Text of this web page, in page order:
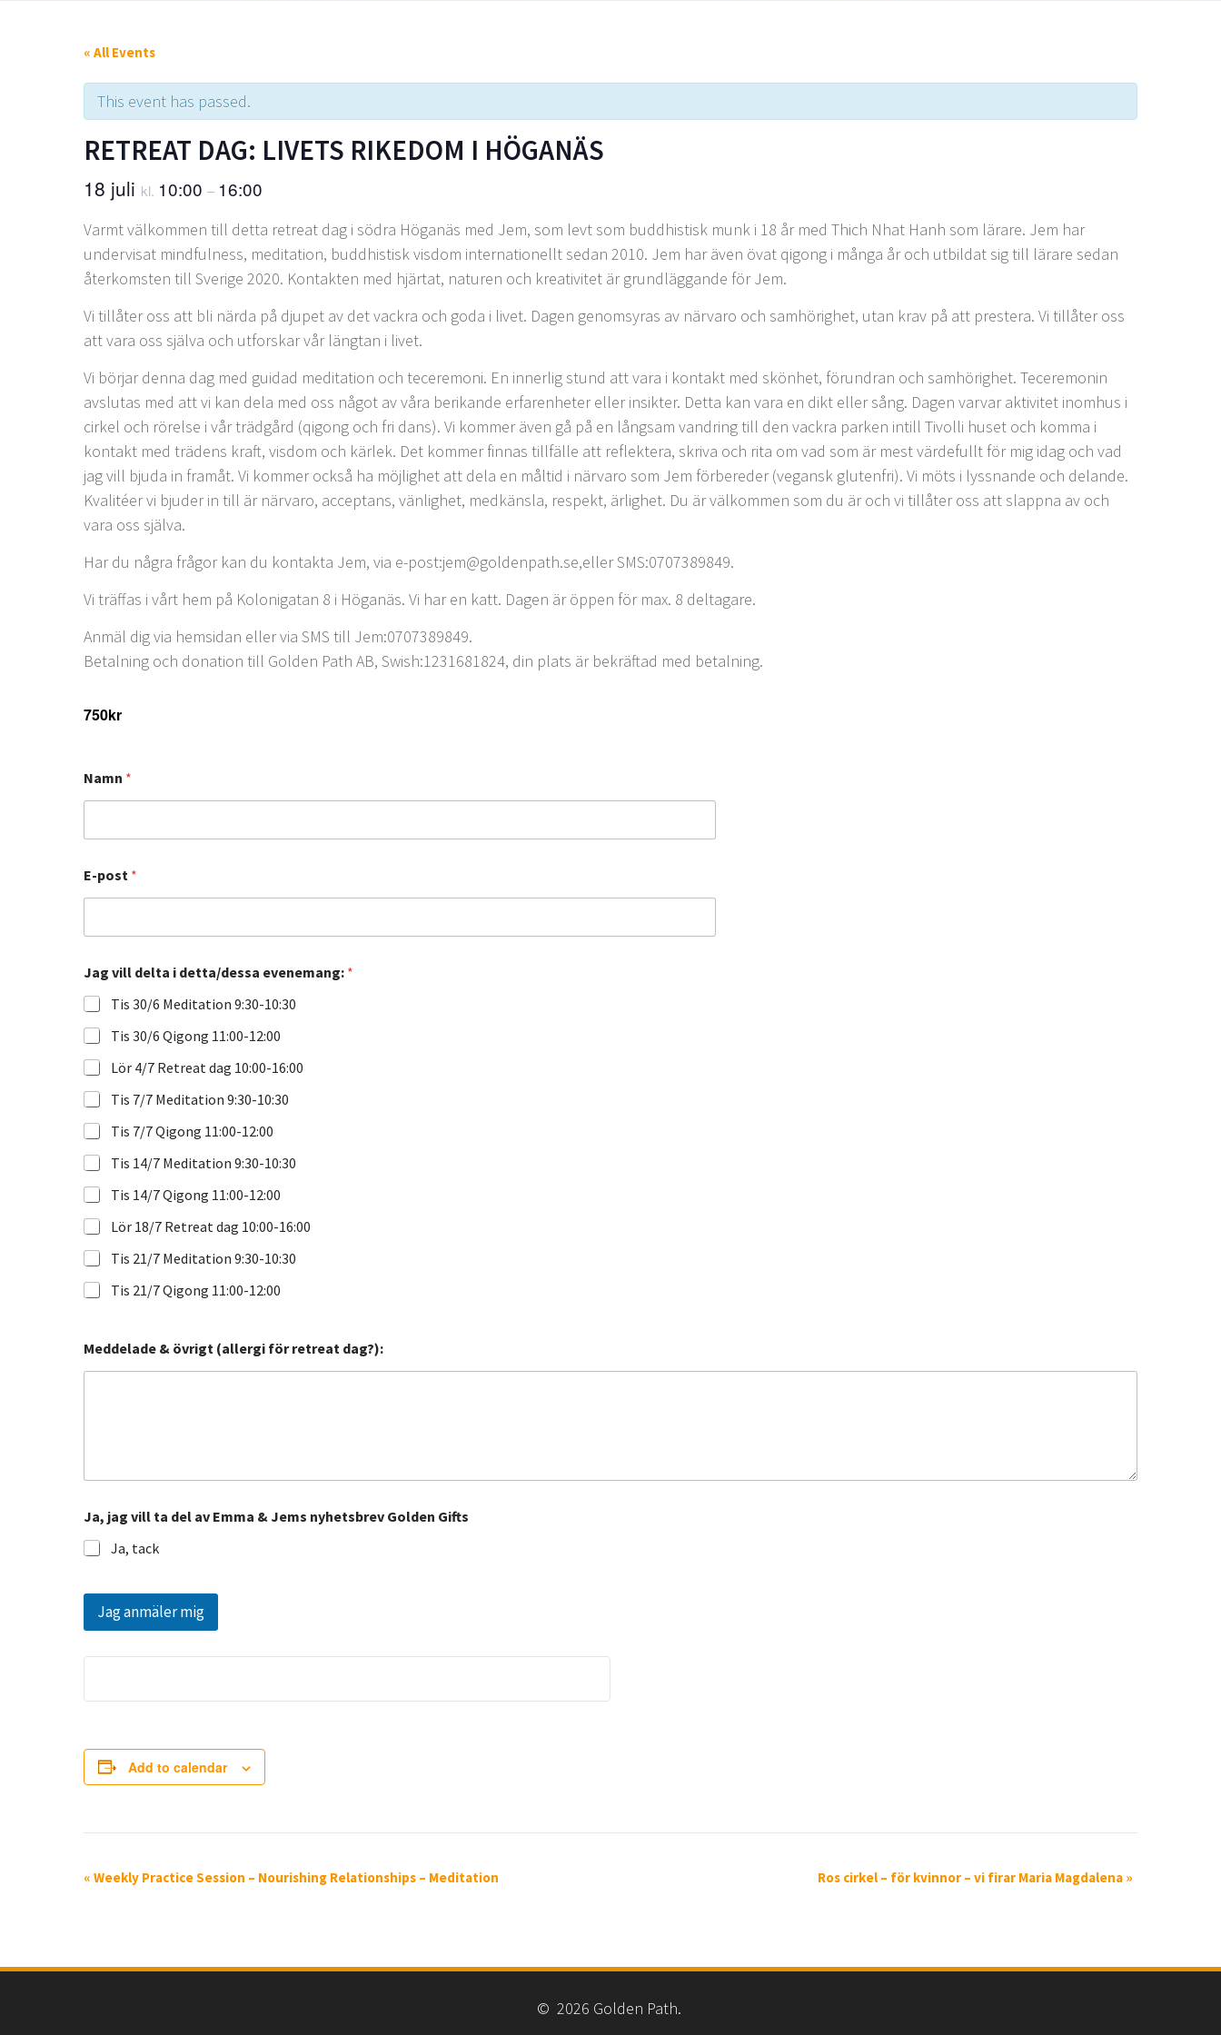
« All Events
This event has passed.
RETREAT DAG: LIVETS RIKEDOM I HÖGANÄS
18 juli kl. 10:00 – 16:00
Varmt välkommen till detta retreat dag i södra Höganäs med Jem, som levt som buddhistisk munk i 18 år med Thich Nhat Hanh som lärare. Jem har
undervisat mindfulness, meditation, buddhistisk visdom internationellt sedan 2010. Jem har även övat qigong i många år och utbildat sig till lärare sedan
återkomsten till Sverige 2020. Kontakten med hjärtat, naturen och kreativitet är grundläggande för Jem.
Vi tillåter oss att bli närda på djupet av det vackra och goda i livet. Dagen genomsyras av närvaro och samhörighet, utan krav på att prestera. Vi tillåter oss
att vara oss själva och utforskar vår längtan i livet.
Vi börjar denna dag med guidad meditation och teceremoni. En innerlig stund att vara i kontakt med skönhet, förundran och samhörighet. Teceremonin
avslutas med att vi kan dela med oss något av våra berikande erfarenheter eller insikter. Detta kan vara en dikt eller sång. Dagen varvar aktivitet inomhus i
cirkel och rörelse i vår trädgård (qigong och fri dans). Vi kommer även gå på en långsam vandring till den vackra parken intill Tivolli huset och komma i
kontakt med trädens kraft, visdom och kärlek. Det kommer finnas tillfälle att reflektera, skriva och rita om vad som är mest värdefullt för mig idag och vad
jag vill bjuda in framåt. Vi kommer också ha möjlighet att dela en måltid i närvaro som Jem förbereder (vegansk glutenfri). Vi möts i lyssnande och delande.
Kvalitéer vi bjuder in till är närvaro, acceptans, vänlighet, medkänsla, respekt, ärlighet. Du är välkommen som du är och vi tillåter oss att slappna av och
vara oss själva.
Har du några frågor kan du kontakta Jem, via e-post:jem@goldenpath.se,eller SMS:0707389849.
Vi träffas i vårt hem på Kolonigatan 8 i Höganäs. Vi har en katt. Dagen är öppen för max. 8 deltagare.
Anmäl dig via hemsidan eller via SMS till Jem:0707389849.
Betalning och donation till Golden Path AB, Swish:1231681824, din plats är bekräftad med betalning.
750kr
Namn *
E-post *
a
E
m
m
a
d
e
l
Jag vill delta i detta/dessa evenemang: *
Tis 30/6 Meditation 9:30-10:30
Tis 30/6 Qigong 11:00-12:00
Lör 4/7 Retreat dag 10:00-16:00
Tis 7/7 Meditation 9:30-10:30
Tis 7/7 Qigong 11:00-12:00
Tis 14/7 Meditation 9:30-10:30
Tis 14/7 Qigong 11:00-12:00
Lör 18/7 Retreat dag 10:00-16:00
Tis 21/7 Meditation 9:30-10:30
Tis 21/7 Qigong 11:00-12:00
Meddelade & övrigt (allergi för retreat dag?):
Ja, jag vill ta del av Emma & Jems nyhetsbrev Golden Gifts
Ja, tack
Jag anmäler mig
Add to calendar
E
e
« Weekly Practice Session – Nourishing Relationships – Meditation Ros cirkel – för kvinnor – vi firar Maria Magdalena »
© 2026 Golden Path.